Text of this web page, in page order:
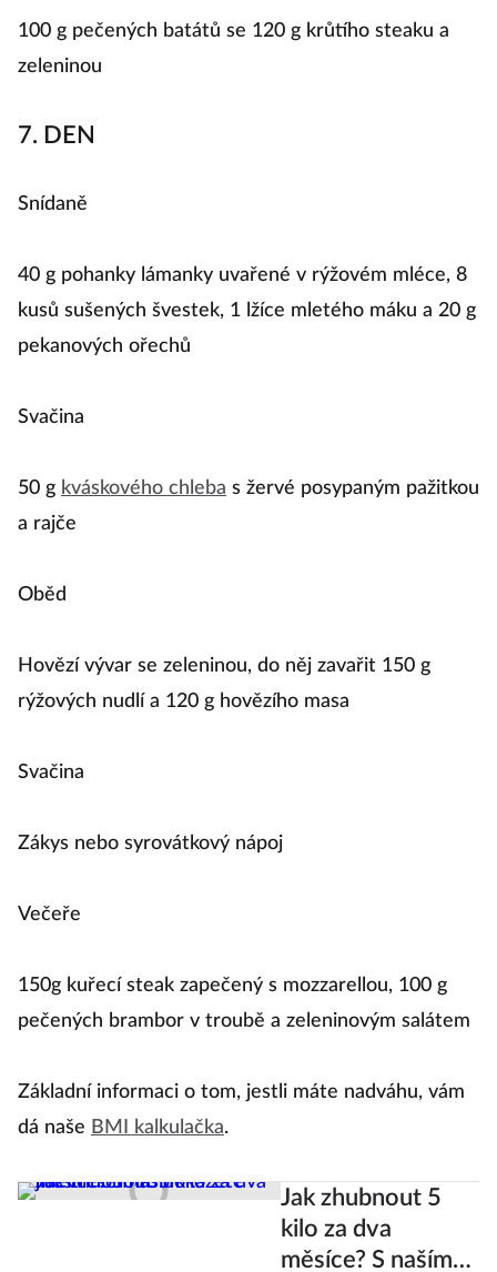
100 g pečených batátů se 120 g krůtího steaku a
zeleninou
7. DEN
Snídaně
40 g pohanky lámanky uvařené v rýžovém mléce, 8
kusů sušených švestek, 1 lžíce mletého máku a 20 g
pekanových ořechů
Svačina
50 g kváskového chleba s žervé posypaným pažitkou
a rajče
Oběd
Hovězí vývar se zeleninou, do něj zavařit 150 g
rýžových nudlí a 120 g hovězího masa
Svačina
Zákys nebo syrovátkový nápoj
Večeře
150g kuřecí steak zapečený s mozzarellou, 100 g
pečených brambor v troubě a zeleninovým salátem
Základní informaci o tom, jestli máte nadváhu, vám
dá naše BMI kalkulačka.
Jak zhubnout 5
kilo za dva
měsíce? S naším